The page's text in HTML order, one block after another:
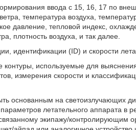
ввода с 15, 16, 17 по
температура воздуха,
давление, тепловой индекс,
плотность воздуха, и так далее.
идентификации (ID) и скорости
используемые для
измерения скорости и
основанным на светоизлучающих
летательного аппарата в
экипажу/контролирующим